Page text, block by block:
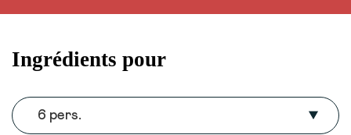
Ingrédients pour
6 pers.